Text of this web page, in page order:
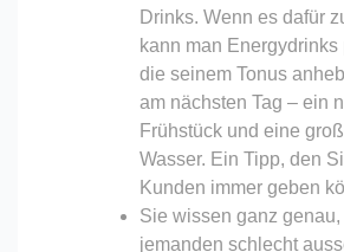
Drinks. Wenn es dafür
kann man Energydrinks
die seinem Tonus
am nächsten Tag – ein
Frühstück und eine
Wasser. Ein Tipp, den
Kunden immer geben
Sie wissen ganz
jemanden schlecht